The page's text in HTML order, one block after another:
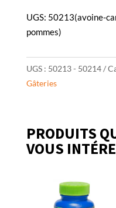
UGS: 50213(avoine-
pommes)
UGS : 50213 - 50214
Gâteries
PRODUITS
VOUS